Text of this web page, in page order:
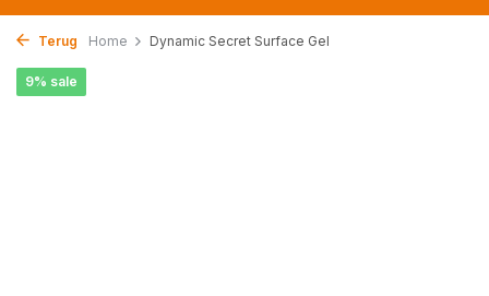
Terug Home Dynamic Secret Surface Gel
9% sale